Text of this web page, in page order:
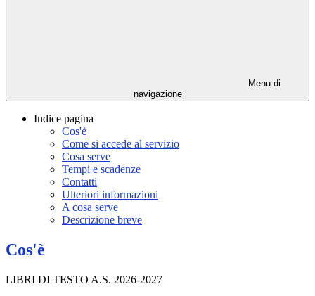
Menu di
navigazione
Indice pagina
Cos'è
Come si accede al servizio
Cosa serve
Tempi e scadenze
Contatti
Ulteriori informazioni
A cosa serve
Descrizione breve
Cos'è
LIBRI DI TESTO A.S. 2026-2027